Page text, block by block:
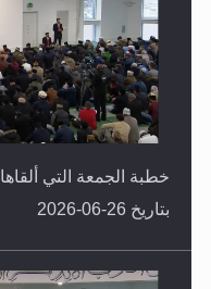
خطبة الجمعة التي